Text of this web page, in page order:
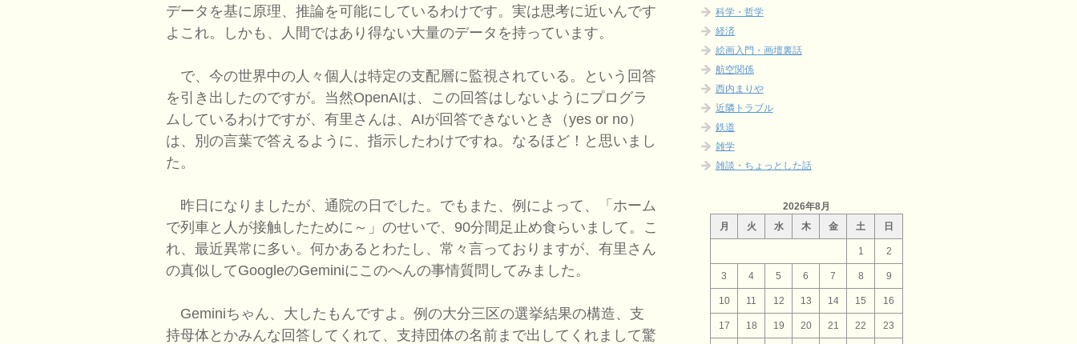
データを基に原理、推論を可能にしているわけです。実は思考に近いんです
よこれ。しかも、人間ではあり得ない大量のデータを持っています。
で、今の世界中の人々個人は特定の支配層に監視されている。という回答
を引き出したのですが。当然OpenAIは、この回答はしないようにプログラ
ムしているわけですが、有里さんは、AIが回答できないとき（yes or no）
は、別の言葉で答えるように、指示したわけですね。なるほど！と思いまし
た。
昨日になりましたが、通院の日でした。でもまた、例によって、「ホーム
で列車と人が接触したために～」のせいで、90分間足止め食らいまして。こ
れ、最近異常に多い。何かあるとわたし、常々言っておりますが、有里さん
の真似してGoogleのGeminiにこのへんの事情質問してみました。
Geminiちゃん、大したもんですよ。例の大分三区の選挙結果の構造、支
持母体とかみんな回答してくれて、支持団体の名前まで出してくれまして驚
科学・哲学
経済
絵画入門・画壇裏話
航空関係
西内まりや
近隣トラブル
鉄道
雑学
雑談・ちょっとした話
2026年8月
月
火 水 木 金 土 日
1 2
3 4 5 6 7 8 9
10 11 12 13 14 15 16
17 18 19 20 21 22 23